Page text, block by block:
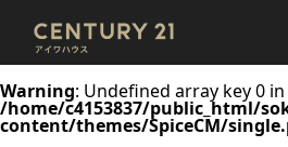
Warning: Undefined array key 0 in
/home/c4153837/public_html/
content/themes/SpiceCM/